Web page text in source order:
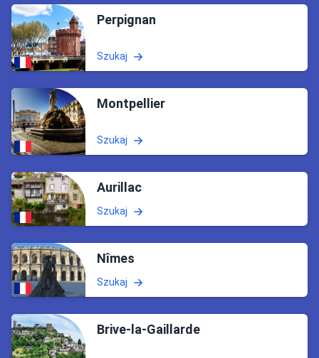
Perpignan
Szukaj
Montpellier
Szukaj
Aurillac
Szukaj
Nîmes
Szukaj
Brive-la-Gaillarde